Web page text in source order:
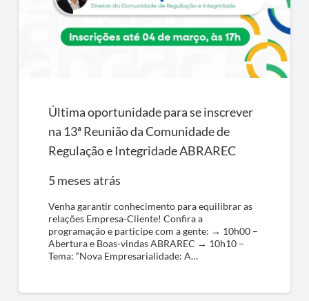
Última oportunidade para se inscrever
na 13ª Reunião da Comunidade de
Regulação e Integridade ABRAREC
5 meses atrás
Venha garantir conhecimento para equilibrar as
relações Empresa-Cliente! Confira a
programação e participe com a gente: → 10h00 –
Abertura e Boas-vindas ABRAREC → 10h10 –
Tema: “Nova Empresarialidade: A…